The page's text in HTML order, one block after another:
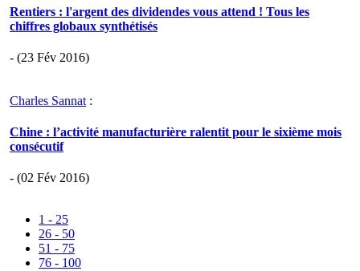
Rentiers : l'argent des dividendes vous attend ! Tous les
chiffres globaux synthétisés
- (23 Fév 2016)
Charles Sannat :
Chine : l’activité manufacturière ralentit pour le sixième mois
consécutif
- (02 Fév 2016)
1 - 25
26 - 50
51 - 75
76 - 100